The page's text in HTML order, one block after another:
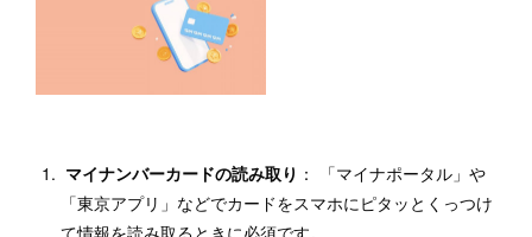
マイナンバーカードの読み取り ： 「マイナポータル」や
「東京アプリ」などでカードをスマホにピタッとくっつけ
て情報を読み取るときに必須です。